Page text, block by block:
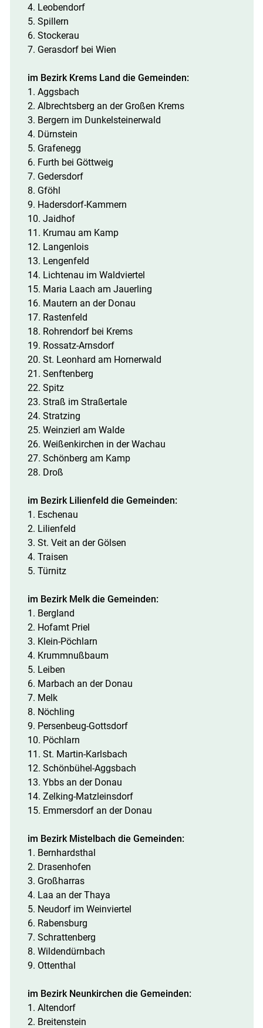
4. Leobendorf
5. Spillern
6. Stockerau
7. Gerasdorf bei Wien
im Bezirk Krems Land die Gemeinden:
1. Aggsbach
2. Albrechtsberg an der Großen Krems
3. Bergern im Dunkelsteinerwald
4. Dürnstein
5. Grafenegg
6. Furth bei Göttweig
7. Gedersdorf
8. Gföhl
9. Hadersdorf-Kammern
10. Jaidhof
11. Krumau am Kamp
12. Langenlois
13. Lengenfeld
14. Lichtenau im Waldviertel
15. Maria Laach am Jauerling
16. Mautern an der Donau
17. Rastenfeld
18. Rohrendorf bei Krems
19. Rossatz-Arnsdorf
20. St. Leonhard am Hornerwald
21. Senftenberg
22. Spitz
23. Straß im Straßertale
24. Stratzing
25. Weinzierl am Walde
26. Weißenkirchen in der Wachau
27. Schönberg am Kamp
28. Droß
im Bezirk Lilienfeld die Gemeinden:
1. Eschenau
2. Lilienfeld
3. St. Veit an der Gölsen
4. Traisen
5. Türnitz
im Bezirk Melk die Gemeinden:
1. Bergland
2. Hofamt Priel
3. Klein-Pöchlarn
4. Krummnußbaum
5. Leiben
6. Marbach an der Donau
7. Melk
8. Nöchling
9. Persenbeug-Gottsdorf
10. Pöchlarn
11. St. Martin-Karlsbach
12. Schönbühel-Aggsbach
13. Ybbs an der Donau
14. Zelking-Matzleinsdorf
15. Emmersdorf an der Donau
im Bezirk Mistelbach die Gemeinden:
1. Bernhardsthal
2. Drasenhofen
3. Großharras
4. Laa an der Thaya
5. Neudorf im Weinviertel
6. Rabensburg
7. Schrattenberg
8. Wildendürnbach
9. Ottenthal
im Bezirk Neunkirchen die Gemeinden:
1. Altendorf
2. Breitenstein